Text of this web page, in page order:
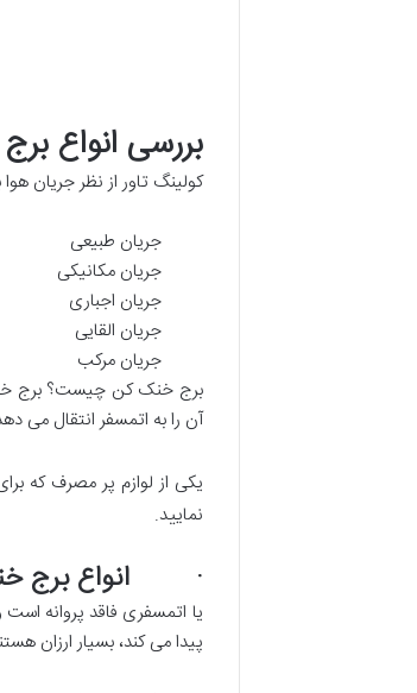
بررسی انواع
کولینگ تاور از نظر جریان
جریان طبیعی
جریان مکانیکی
جریان اجباری
جریان القایی
جریان مرکب
برج خنک کن چیست؟ برج خنک
آن را به اتمسفر انتقال می
یکی از لوازم پر مصرف که
نمایید.
· انواع برج
یا اتمسفری فاقد پروانه
پیدا می کند، بسیار ارزان